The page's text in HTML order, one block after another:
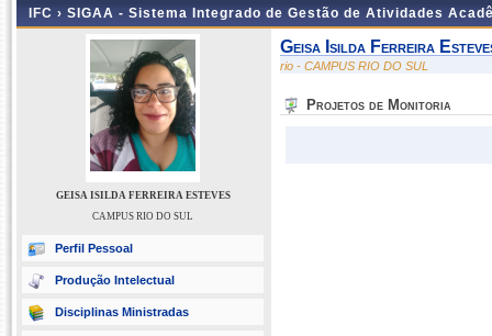
IFC › SIGAA - Sistema Integrado de Gestão de Atividades
GEISA ISILDA FERREIRA ESTEVES
CAMPUS RIO DO SUL
Perfil Pessoal
Produção Intelectual
Disciplinas Ministradas
Geisa Isilda Ferreira
rio - CAMPUS RIO DO SUL
Projetos de Monitoria